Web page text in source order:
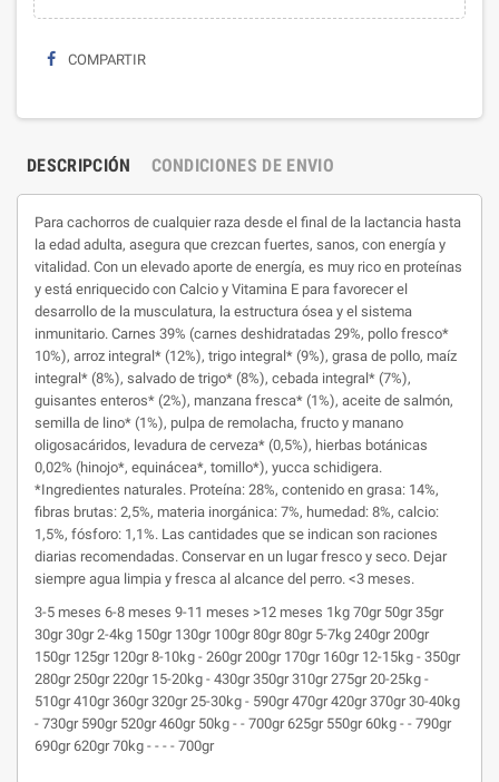
COMPARTIR
DESCRIPCIÓN CONDICIONES DE ENVIO
Para cachorros de cualquier raza desde el final de la lactancia hasta
la edad adulta, asegura que crezcan fuertes, sanos, con energía y
vitalidad. Con un elevado aporte de energía, es muy rico en proteínas
y está enriquecido con Calcio y Vitamina E para favorecer el
desarrollo de la musculatura, la estructura ósea y el sistema
inmunitario. Carnes 39% (carnes deshidratadas 29%, pollo fresco*
10%), arroz integral* (12%), trigo integral* (9%), grasa de pollo, maíz
integral* (8%), salvado de trigo* (8%), cebada integral* (7%),
guisantes enteros* (2%), manzana fresca* (1%), aceite de salmón,
semilla de lino* (1%), pulpa de remolacha, fructo y manano
oligosacáridos, levadura de cerveza* (0,5%), hierbas botánicas
0,02% (hinojo*, equinácea*, tomillo*), yucca schidigera.
*Ingredientes naturales. Proteína: 28%, contenido en grasa: 14%,
fibras brutas: 2,5%, materia inorgánica: 7%, humedad: 8%, calcio:
1,5%, fósforo: 1,1%. Las cantidades que se indican son raciones
diarias recomendadas. Conservar en un lugar fresco y seco. Dejar
siempre agua limpia y fresca al alcance del perro. <3 meses.
3-5 meses 6-8 meses 9-11 meses >12 meses 1kg 70gr 50gr 35gr
30gr 30gr 2-4kg 150gr 130gr 100gr 80gr 80gr 5-7kg 240gr 200gr
150gr 125gr 120gr 8-10kg - 260gr 200gr 170gr 160gr 12-15kg - 350gr
280gr 250gr 220gr 15-20kg - 430gr 350gr 310gr 275gr 20-25kg -
510gr 410gr 360gr 320gr 25-30kg - 590gr 470gr 420gr 370gr 30-40kg
- 730gr 590gr 520gr 460gr 50kg - - 700gr 625gr 550gr 60kg - - 790gr
690gr 620gr 70kg - - - - 700gr